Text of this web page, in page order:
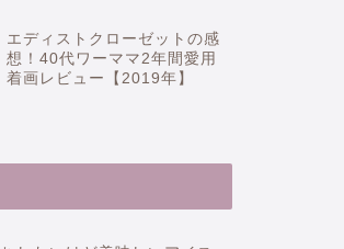
エディストクローゼットの感
想！40代ワーママ2年間愛用
着画レビュー【2019年】